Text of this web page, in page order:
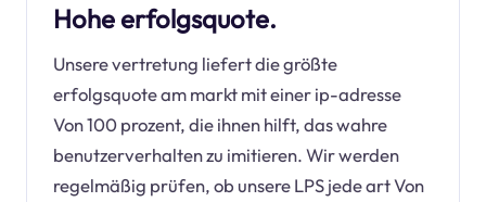
Hohe erfolgsquote.
Unsere vertretung liefert die größte
erfolgsquote am markt mit einer ip-adresse
Von 100 prozent, die ihnen hilft, das wahre
benutzerverhalten zu imitieren. Wir werden
regelmäßig prüfen, ob unsere LPS jede art Von